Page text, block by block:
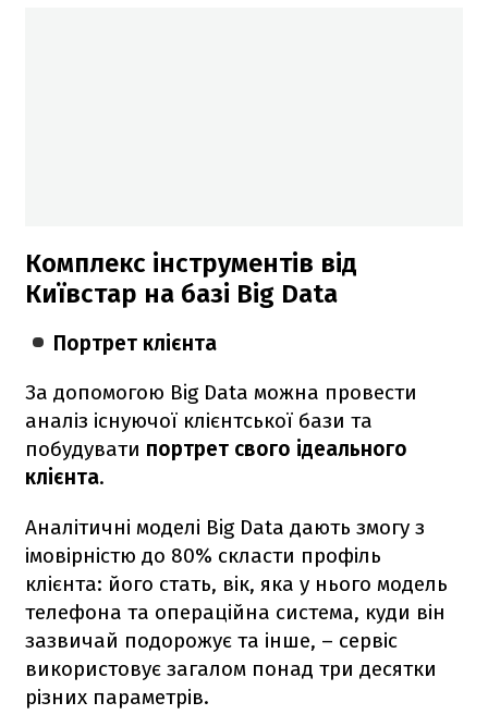
Комплекс інструментів від
Київстар на базі Big Data
Портрет клієнта
За допомогою Big Data можна провести
аналіз існуючої клієнтської бази та
побудувати портрет свого ідеального
клієнта.
Аналітичні моделі Big Data дають змогу з
імовірністю до 80% скласти профіль
клієнта: його стать, вік, яка у нього модель
телефона та операційна система, куди він
зазвичай подорожує та інше, – сервіс
використовує загалом понад три десятки
різних параметрів.